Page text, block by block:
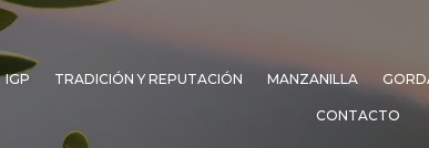
IGP TRADICIÓN Y REPUTACIÓN MANZANILLA
CONTACTO